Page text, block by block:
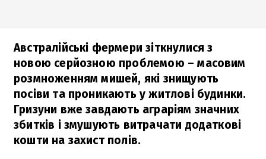
Австралійські фермери зіткнулися з
новою серйозною проблемою – масовим
розмноженням мишей, які знищують
посіви та проникають у житлові будинки.
Гризуни вже завдають аграріям значних
збитків і змушують витрачати додаткові
кошти на захист полів.